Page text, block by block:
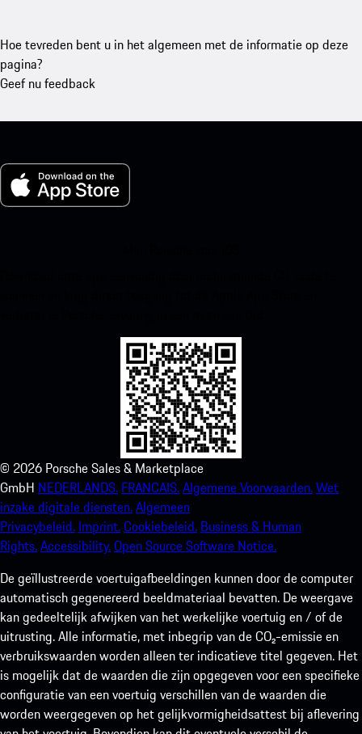
Hoe tevreden bent u in het algemeen met de informatie op deze
pagina?
Geef nu feedback
© 2026 Porsche Sales & Marketplace
GmbH NEDERLANDS. FRANCAIS.Algemene Voorwaarden.Wet
inzake digitale diensten.Algemeen
Privacybeleid. Imprint.Cookiebeleid. Business & Human
Rights.Accessibility.Open Source Software Notice.
De geïllustreerde voertuigafbeeldingen kunnen door de computer
automatisch gegenereerd beeldmateriaal bevatten. De weergave
kan gedeeltelijk afwijken van het werkelijke voertuig en / of de
uitrusting. Alle informatie, met inbegrip van de CO₂-emissie en
verbruikswaarden worden alleen ter indicatieve titel gegeven. Het
is mogelijk dat de waarden die zijn opgegeven voor een specifieke
configuratie van een voertuig verschillen van de waarden die
worden weergegeven op het gelijkvormigheidsattest bij aflevering